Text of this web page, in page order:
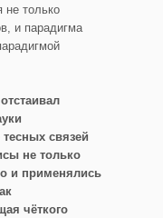
не только
и парадигма
связей
не только
и применялись
чёткого